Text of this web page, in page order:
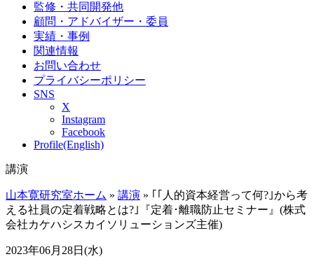
監修・共同開発他
顧問・アドバイザー・委員
実績・事例
関連情報
お問い合わせ
プライバシーポリシー
SNS
X
Instagram
Facebook
Profile(English)
講演
山本寛研究室ホーム » 講演 » ｢｢人的資本経営って何?｣から考
える社員の定着戦略とは?｣『定着･離職防止セミナー』(株式
会社カケハシスカイソリューションズ主催)
2023年06月28日(水)